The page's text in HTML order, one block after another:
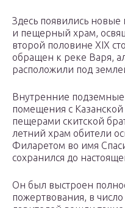
Здесь появились
и пещерный храм,
второй половине XIX
обращен к реке Варя,
расположили под
Внутренние
помещения с
пещерами скитской
летний храм обители
Филаретом во имя
сохранился до
Он был выстроен
пожертвования, в